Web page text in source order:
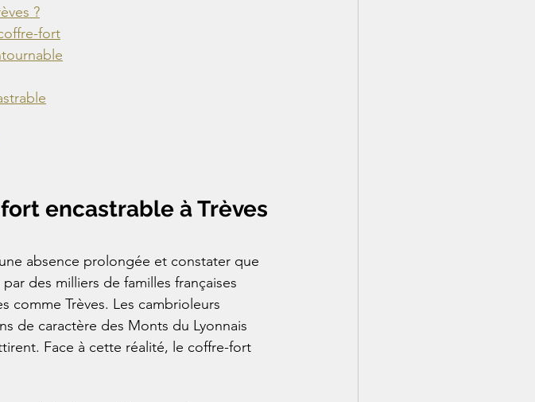
?
fort
encastrable à Trèves
absence prolongée et constater que
des milliers de familles françaises
comme Trèves. Les cambrioleurs
de caractère des Monts du Lyonnais
Face à cette réalité, le coffre-fort